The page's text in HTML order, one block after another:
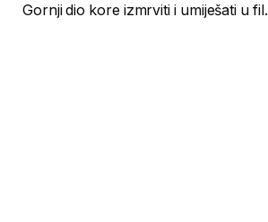
Gornji dio kore izmrviti i umiješati u fil.